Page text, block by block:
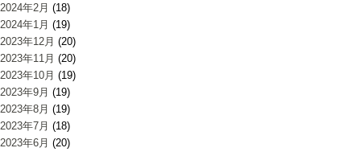
2024年2月 (18)
2024年1月 (19)
2023年12月 (20)
2023年11月 (20)
2023年10月 (19)
2023年9月 (19)
2023年8月 (19)
2023年7月 (18)
2023年6月 (20)